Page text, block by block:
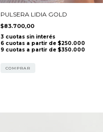
PULSERA LIDIA GOLD
$83.700,00
COMPRAR